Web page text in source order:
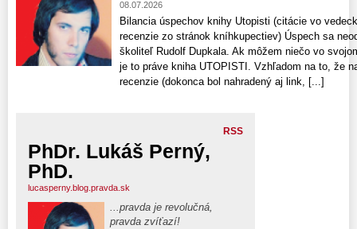
08.07.2026
Bilancia úspechov knihy Utopisti (citácie vo
recenzie zo stránok kníhkupectiev) Úspech sa
školiteľ Rudolf Dupkala. Ak môžem niečo vo
je to práve kniha UTOPISTI. Vzhľadom na to, že
recenzie​ (dokonca bol nahradený aj link, [...]
RSS
PhDr. Lukáš Perný,
PhD.
lucasperny.blog.pravda.sk
...pravda je revolučná,
pravda zvíťazí!